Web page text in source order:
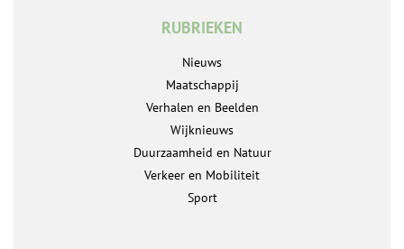
RUBRIEKEN
Nieuws
Maatschappij
Verhalen en Beelden
Wijknieuws
Duurzaamheid en Natuur
Verkeer en Mobiliteit
Sport